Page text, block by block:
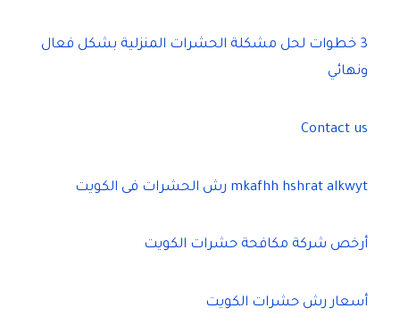
3 خطوات لحل مشكلة الحشرات المنزلية بشكل فعال
ونهائي
Contact us
mkafhh hshrat alkwyt رش الحشرات فى الكويت
أرخص شركة مكافحة حشرات الكويت
أسعار رش حشرات الكويت